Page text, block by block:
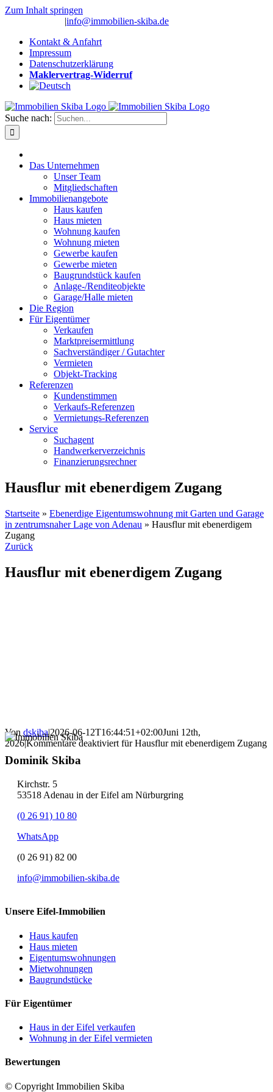
Zum Inhalt springen
|info@immobilien-skiba.de
Kontakt & Anfahrt
Impressum
Datenschutzerklärung
Maklervertrag-Widerruf
Suche nach:
Das Unternehmen
Unser Team
Mitgliedschaften
Immobilienangebote
Haus kaufen
Haus mieten
Wohnung kaufen
Wohnung mieten
Gewerbe kaufen
Gewerbe mieten
Baugrundstück kaufen
Anlage-/Renditeobjekte
Garage/Halle mieten
Die Region
Für Eigentümer
Verkaufen
Marktpreisermittlung
Sachverständiger / Gutachter
Vermieten
Objekt-Tracking
Referenzen
Kundenstimmen
Verkaufs-Referenzen
Vermietungs-Referenzen
Service
Suchagent
Handwerkerverzeichnis
Finanzierungsrechner
Hausflur mit ebenerdigem Zugang
Startseite » Ebenerdige Eigentumswohnung mit Garten und Garage
in zentrumsnaher Lage von Adenau » Hausflur mit ebenerdigem
Zugang
Zurück
Hausflur mit ebenerdigem Zugang
Von dskiba|2026-06-12T16:44:51+02:00Juni 12th,
2026|Kommentare deaktiviert für Hausflur mit ebenerdigem Zugang
Dominik Skiba
Kirchstr. 5
53518 Adenau in der Eifel am Nürburgring
(0 26 91) 10 80
WhatsApp
(0 26 91) 82 00
info@immobilien-skiba.de
Unsere Eifel-Immobilien
Haus kaufen
Haus mieten
Eigentumswohnungen
Mietwohnungen
Baugrundstücke
Für Eigentümer
Haus in der Eifel verkaufen
Wohnung in der Eifel vermieten
Bewertungen
© Copyright Immobilien Skiba